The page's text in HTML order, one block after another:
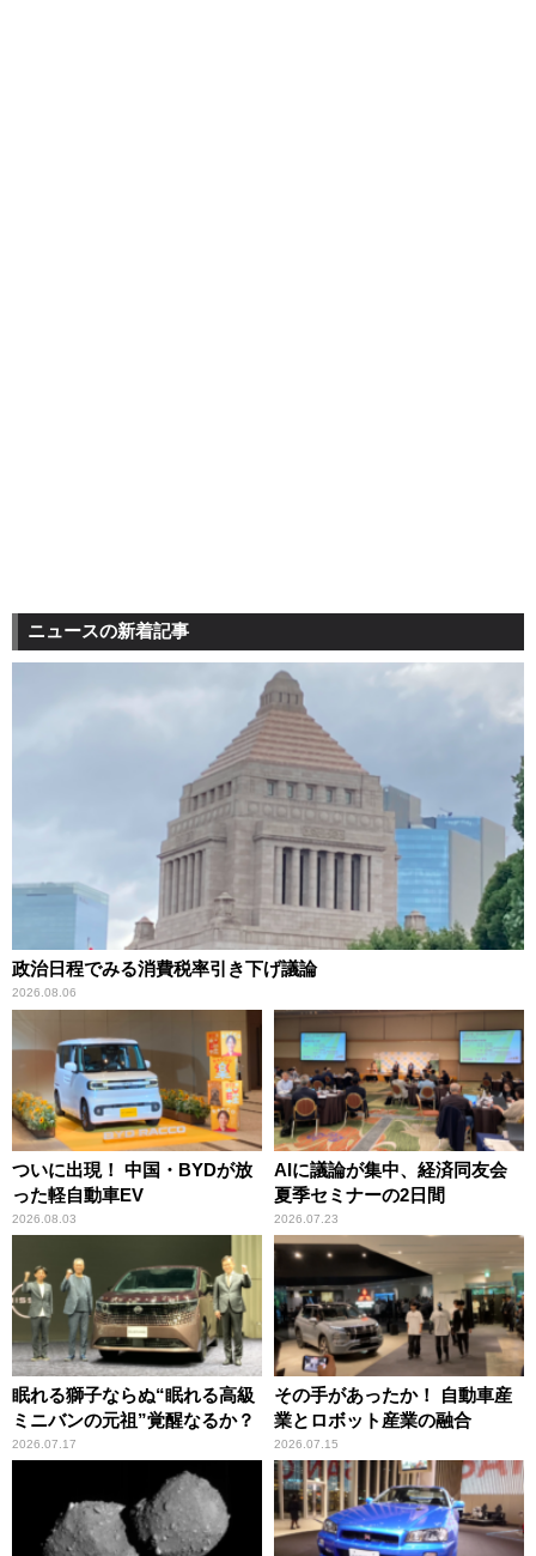
ニュースの新着記事
政治日程でみる消費税率引き下げ議論
2026.08.06
ついに出現！ 中国・BYDが放
った軽自動車EV
2026.08.03
AIに議論が集中、経済同友会
夏季セミナーの2日間
2026.07.23
眠れる獅子ならぬ“眠れる高級
ミニバンの元祖”覚醒なるか？
2026.07.17
その手があったか！ 自動車産
業とロボット産業の融合
2026.07.15